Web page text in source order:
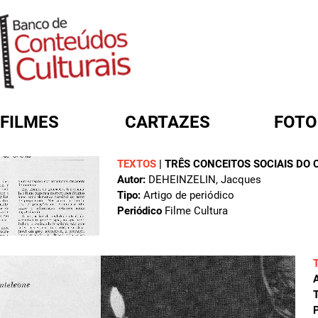
FILMES CARTAZES
TEXTOS | TRÊS CONCEITOS SOCIAIS DO
Autor: DEHEINZELIN, Jacques
Tipo: Artigo de periódico
Periódico Filme Cultura
FORMULÁRIO DE BUSCA